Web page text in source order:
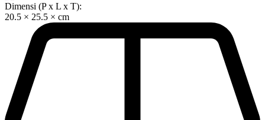
Dimensi (P x L x T):
20.5 × 25.5 × cm